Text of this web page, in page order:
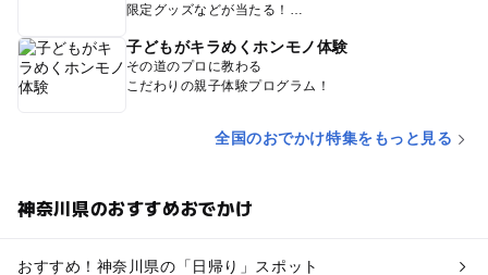
限定グッズなどが当たる！
子どもがキラめくホンモノ体験
その道のプロに教わる
こだわりの親子体験プログラム！
全国のおでかけ特集をもっと見る
神奈川県のおすすめおでかけ
おすすめ！神奈川県の「日帰り」スポット